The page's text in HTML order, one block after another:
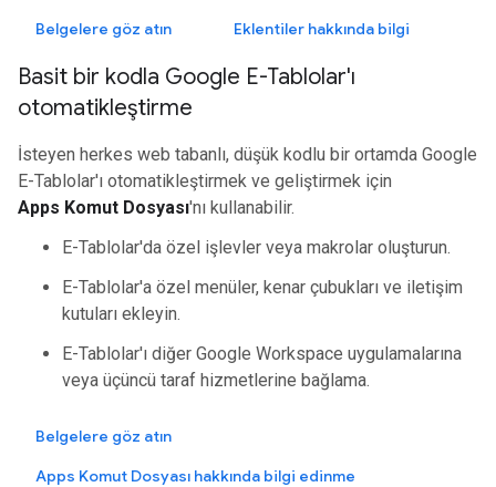
Belgelere göz atın Eklentiler hakkında bilgi
Basit bir kodla Google E-Tablolar'ı
otomatikleştirme
İsteyen herkes web tabanlı, düşük kodlu bir ortamda Google
E-Tablolar'ı otomatikleştirmek ve geliştirmek için
Apps Komut Dosyası'nı kullanabilir.
E-Tablolar'da özel işlevler veya makrolar oluşturun.
E-Tablolar'a özel menüler, kenar çubukları ve iletişim
kutuları ekleyin.
E-Tablolar'ı diğer Google Workspace uygulamalarına
veya üçüncü taraf hizmetlerine bağlama.
Belgelere göz atın
Apps Komut Dosyası hakkında bilgi edinme